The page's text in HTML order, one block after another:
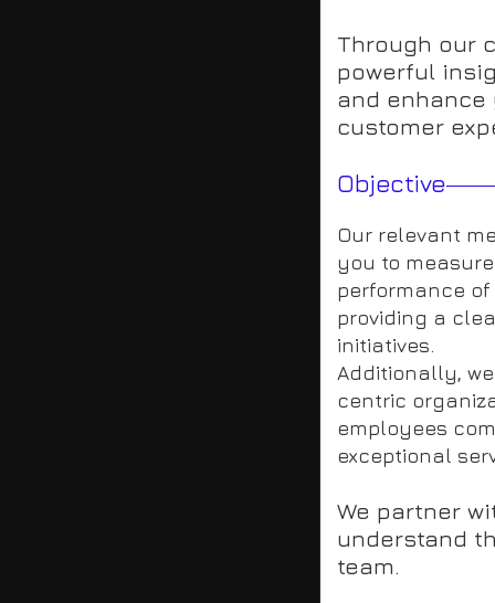
Through our
powerful
and enhance
customer
Objective
Our relevant
you to
performance of
providing a
initiatives.
Additionally,
centric
employees
exceptional
We partner
understand
team.